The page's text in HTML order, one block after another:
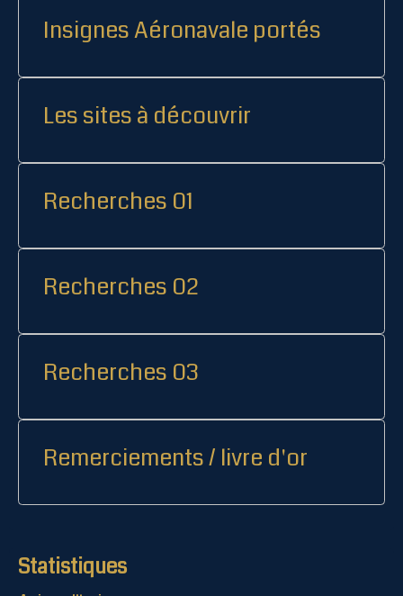
Insignes Aéronavale portés
Les sites à découvrir
Recherches 01
Recherches 02
Recherches 03
Remerciements / livre d'or
Statistiques